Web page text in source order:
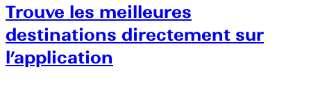
Trouve les meilleures
destinations directement sur
l’application